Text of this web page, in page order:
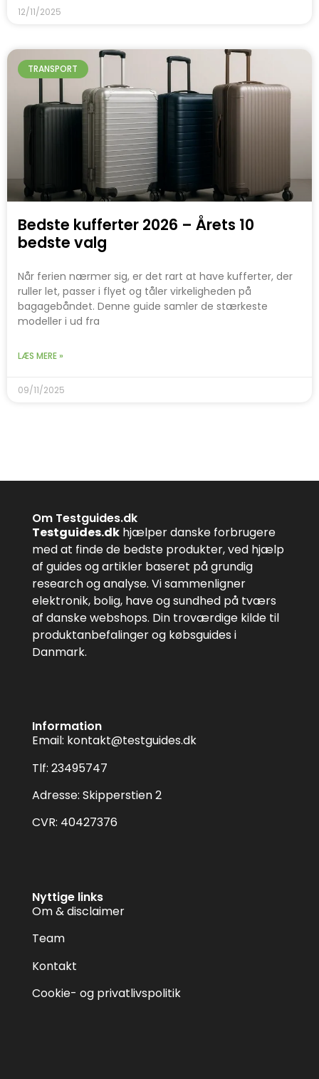
12/11/2025
TRANSPORT
Bedste kufferter 2026 – Årets 10
bedste valg
Når ferien nærmer sig, er det rart at have kufferter, der
ruller let, passer i flyet og tåler virkeligheden på
bagagebåndet. Denne guide samler de stærkeste
modeller i ud fra
LÆS MERE »
09/11/2025
Om Testguides.dk
Testguides.dk hjælper danske forbrugere
med at finde de bedste produkter, ved hjælp
af guides og artikler baseret på grundig
research og analyse. Vi sammenligner
elektronik, bolig, have og sundhed på tværs
af danske webshops. Din troværdige kilde til
produktanbefalinger og købsguides i
Danmark.
Information
Email: kontakt@testguides.dk
Tlf: 23495747
Adresse: Skipperstien 2
CVR: 40427376
Nyttige links
Om & disclaimer
Team
Kontakt
Cookie- og privatlivspolitik